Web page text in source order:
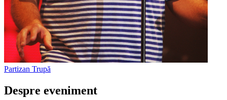
Partizan Trupă
Despre eveniment